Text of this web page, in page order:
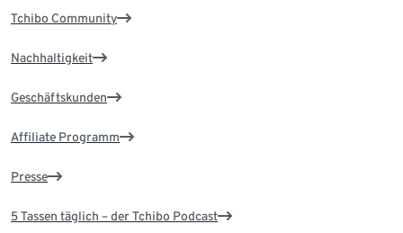
Tchibo Community
Nachhaltigkeit
Geschäftskunden
Affiliate Programm
Presse
5 Tassen täglich – der Tchibo Podcast